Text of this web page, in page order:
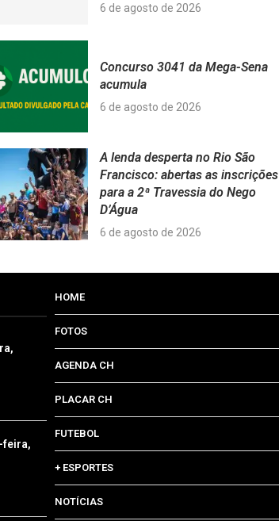
6 de agosto de 2026
Concurso 3041 da Mega-Sena
acumula
6 de agosto de 2026
A lenda desperta no Rio São
Francisco: abertas as inscrições
para a 2ª Travessia do Nego
D’Água
6 de agosto de 2026
feira,
HOME
FOTOS
AGENDA CH
PLACAR CH
FUTEBOL
+ ESPORTES
NOTÍCIAS